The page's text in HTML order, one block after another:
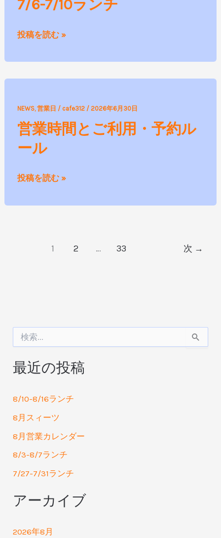
7/6-7/10ランチ
ラ
チ
投稿を読む »
NEWS, 営業日 / cafe312 / 2026年6月30日
営業時間とご利用・予約ル
ール
業
時
間
ご
用・
投稿を読む »
1 2 … 33 次 →
索
象
最近の投稿
8/10-8/16ランチ
8月スィーツ
8月営業カレンダー
8/3-8/7ランチ
7/27-7/31ランチ
アーカイブ
2026年8月